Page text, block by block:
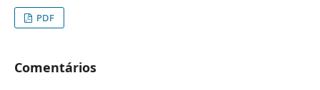
PDF
Comentários